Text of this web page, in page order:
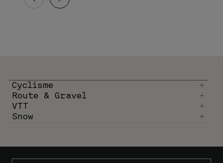
Cyclisme
Route & Gravel
VTT
Snow